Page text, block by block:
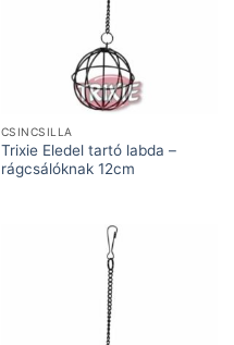
CSINCSILLA
Trixie Eledel tartó labda –
rágcsálóknak 12cm